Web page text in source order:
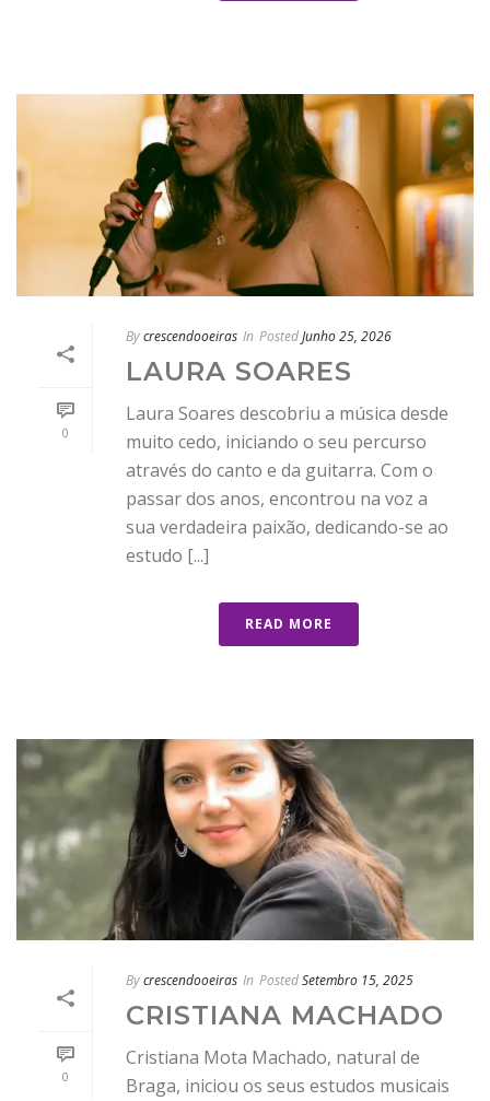
0
Bycrescendooeiras In PostedJunho 25, 2026
LAURA SOARES
Laura Soares descobriu a música desde
muito cedo, iniciando o seu percurso
através do canto e da guitarra. Com o
passar dos anos, encontrou na voz a
sua verdadeira paixão, dedicando-se ao
estudo [...]
READ MORE
0
Bycrescendooeiras In PostedSetembro 15, 2025
CRISTIANA MACHADO
Cristiana Mota Machado, natural de
Braga, iniciou os seus estudos musicais